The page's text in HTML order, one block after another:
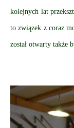
kolejnych lat
to związek z coraz
został otwarty także